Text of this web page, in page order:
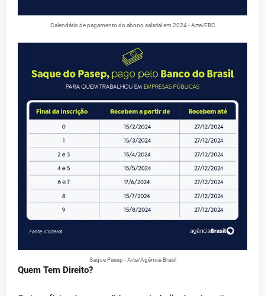
Calendário de pagamento do abono salarial em 2024 - Arte/EBC
Saque Pasep - Arte/Agência Brasil
Quem Tem Direito?